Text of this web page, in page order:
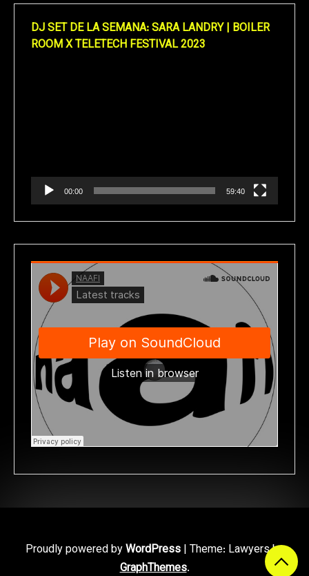
DJ SET DE LA SEMANA: SARA LANDRY | BOILER
ROOM X TELETECH FESTIVAL 2023
00:00 59:40
Proudly powered byWordPress | Theme: Lawyers by
GraphThemes.